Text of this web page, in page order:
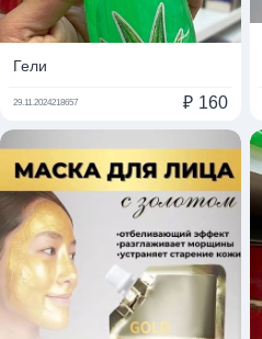
Гели
29.11.2024218657 ₽ 160